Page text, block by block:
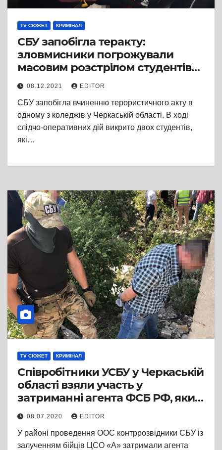
TV СЮЖЕТ КРИМІНАЛ
СБУ запобігла теракту:
зловмисники погрожували
масовим розстрілом студентів
на Черкащині
08.12.2021 EDITOR
СБУ запобігла вчиненню терористичного акту в
одному з коледжів у Черкаській області. В ході
слідчо-оперативних дій викрито двох студентів,
які…
TV СЮЖЕТ КРИМІНАЛ
Співробітники УСБУ у Черкаській
області взяли участь у
затриманні агента ФСБ РФ, який
готував теракт на території ПАТ
«Сєвєродонецьке об’єднання
Азот» (оновлено)
08.07.2020 EDITOR
У районі проведення ООС контррозвідники СБУ із
залученням бійців ЦСО «А» затримали агента